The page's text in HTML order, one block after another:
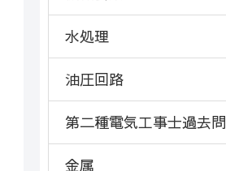
水処理
油圧回路
第二種電気工事士過去問
金属